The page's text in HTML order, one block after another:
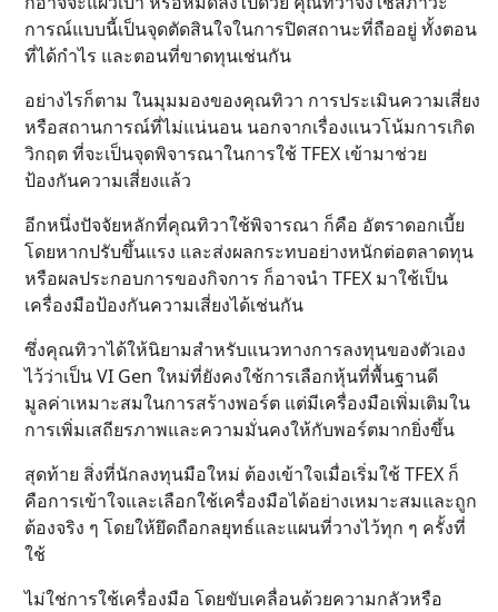
การณ์แบบนี้เป็นจุดตัดสินใจในการปิดสถานะที่ถืออยู่ ทั้งตอน
ที่ได้กำไร และตอนที่ขาดทุนเช่นกัน
อย่างไรก็ตาม ในมุมมองของคุณทิวา การประเมินความเสี่ยง
หรือสถานการณ์ที่ไม่แน่นอน นอกจากเรื่องแนวโน้มการเกิด
วิกฤต ที่จะเป็นจุดพิจารณาในการใช้ TFEX เข้ามาช่วย
ป้องกันความเสี่ยงแล้ว
อีกหนึ่งปัจจัยหลักที่คุณทิวาใช้พิจารณา ก็คือ อัตราดอกเบี้ย
โดยหากปรับขึ้นแรง และส่งผลกระทบอย่างหนักต่อตลาดทุน
หรือผลประกอบการของกิจการ ก็อาจนำ TFEX มาใช้เป็น
เครื่องมือป้องกันความเสี่ยงได้เช่นกัน
ซึ่งคุณทิวาได้ให้นิยามสำหรับแนวทางการลงทุนของตัวเอง
ไว้ว่าเป็น VI Gen ใหม่ที่ยังคงใช้การเลือกหุ้นที่พื้นฐานดี
มูลค่าเหมาะสมในการสร้างพอร์ต แต่มีเครื่องมือเพิ่มเติมใน
การเพิ่มเสถียรภาพและความมั่นคงให้กับพอร์ตมากยิ่งขึ้น
สุดท้าย สิ่งที่นักลงทุนมือใหม่ ต้องเข้าใจเมื่อเริ่มใช้ TFEX ก็
คือการเข้าใจและเลือกใช้เครื่องมือได้อย่างเหมาะสมและถูก
ต้องจริง ๆ โดยให้ยึดถือกลยุทธ์และแผนที่วางไว้ทุก ๆ ครั้งที่
ใช้
ไม่ใช่การใช้เครื่องมือ โดยขับเคลื่อนด้วยความกลัวหรือ